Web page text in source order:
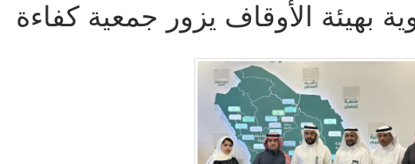
بهيئة الأوقاف يزور جمعية كفاءة